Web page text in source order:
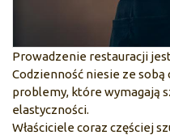
Prowadzenie restauracji
Codzienność niesie ze
problemy, które wymagają
elastyczności.
Właściciele coraz częściej